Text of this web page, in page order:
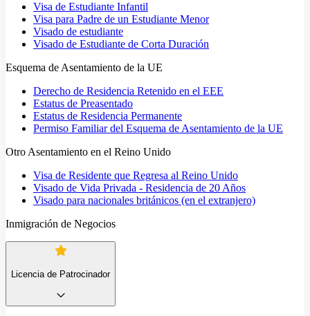
Visa de Estudiante Infantil
Visa para Padre de un Estudiante Menor
Visado de estudiante
Visado de Estudiante de Corta Duración
Esquema de Asentamiento de la UE
Derecho de Residencia Retenido en el EEE
Estatus de Preasentado
Estatus de Residencia Permanente
Permiso Familiar del Esquema de Asentamiento de la UE
Otro Asentamiento en el Reino Unido
Visa de Residente que Regresa al Reino Unido
Visado de Vida Privada - Residencia de 20 Años
Visado para nacionales británicos (en el extranjero)
Inmigración de Negocios
Licencia de Patrocinador